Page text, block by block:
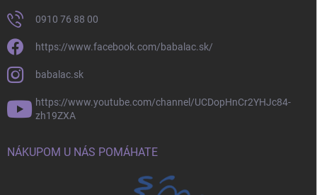
0910 76 88 00
https://www.facebook.com/babalac.sk/
babalac.sk
https://www.youtube.com/channel/UCDopHnCr2YHJc84-
zh19ZXA
NÁKUPOM U NÁS POMÁHATE